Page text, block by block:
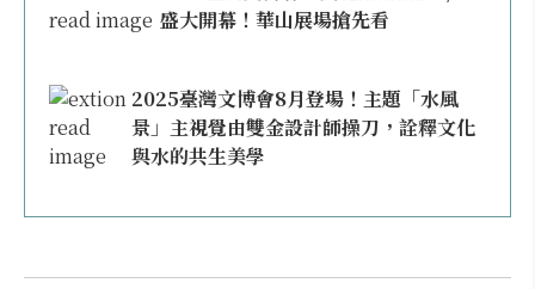
盛大開幕！華山展場搶先看
2025臺灣文博會8月登場！主題「水風
景」主視覺由雙金設計師操刀，詮釋文化
與水的共生美學